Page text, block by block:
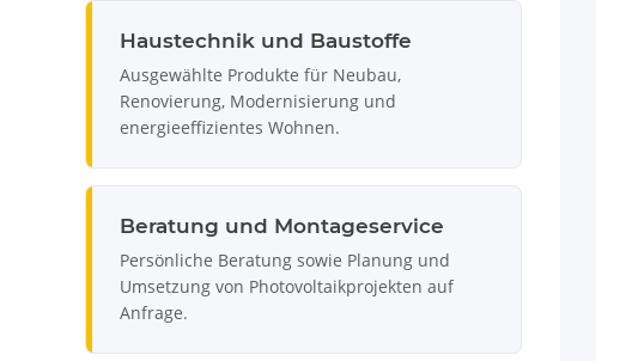
Haustechnik und Baustoffe
Ausgewählte Produkte für Neubau,
Renovierung, Modernisierung und
energieeffizientes Wohnen.
Beratung und Montageservice
Persönliche Beratung sowie Planung und
Umsetzung von Photovoltaikprojekten auf
Anfrage.